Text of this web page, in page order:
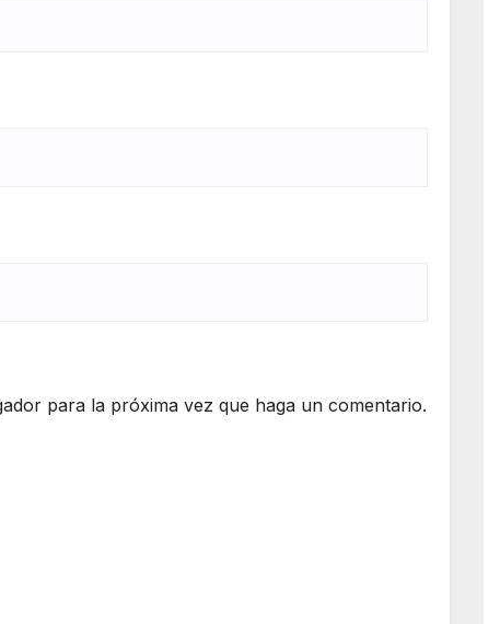
para la próxima vez que haga un comentario.